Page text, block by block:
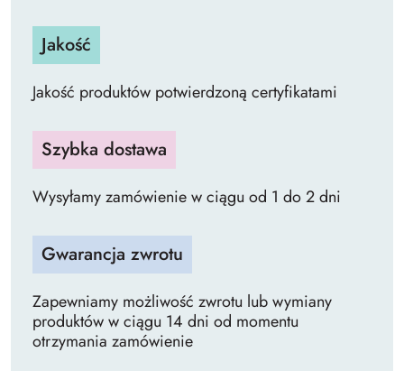
Jakość
Jakość produktów potwierdzoną certyfikatami
Szybka dostawa
Wysyłamy zamówienie w ciągu od 1 do 2 dni
Gwarancja zwrotu
Zapewniamy możliwość zwrotu lub wymiany
produktów w ciągu 14 dni od momentu
otrzymania zamówienie